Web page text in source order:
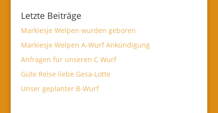
Letzte Beiträge
Markiesje Welpen wurden geboren
Markiesje Welpen A-Wurf Ankündigung
Anfragen für unseren C Wurf
Gute Reise liebe Gesa-Lotte
Unser geplanter B-Wurf